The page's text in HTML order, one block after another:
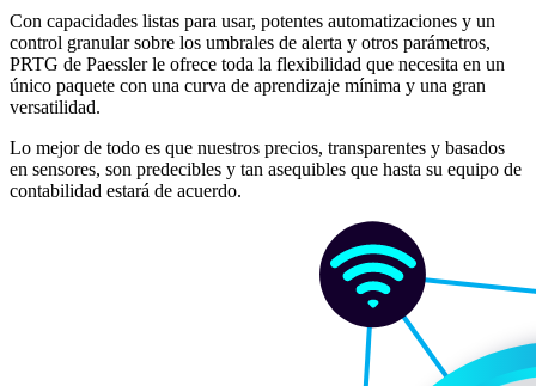
Con capacidades listas para usar, potentes automatizaciones y un
control granular sobre los umbrales de alerta y otros parámetros,
PRTG de Paessler le ofrece toda la flexibilidad que necesita en un
único paquete con una curva de aprendizaje mínima y una gran
versatilidad.
Lo mejor de todo es que nuestros precios, transparentes y basados
en sensores, son predecibles y tan asequibles que hasta su equipo de
contabilidad estará de acuerdo.